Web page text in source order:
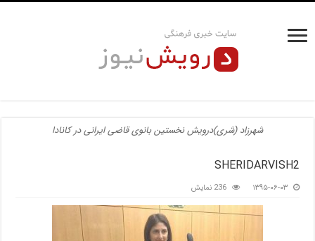
شهرزاد (شری)درویش نخستین بانوی قاضی ایرانی در کانادا
SHERIDARVISH2
۱۳۹۵-۰۶-۰۳ 236 نمایش